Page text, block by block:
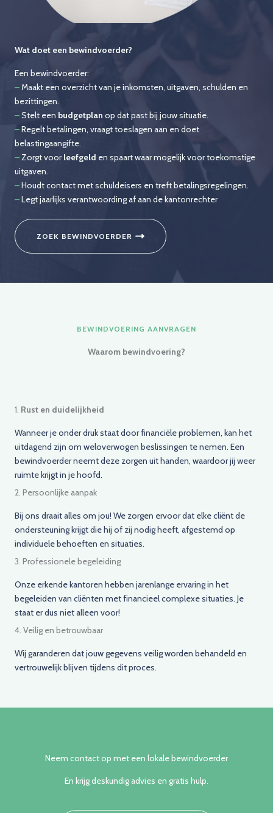
Wat doet een bewindvoerder?
Een bewindvoerder:
–Maakt een overzicht van je inkomsten, uitgaven, schulden en
bezittingen.
–Stelt een budgetplan op dat past bij jouw situatie.
–Regelt betalingen, vraagt toeslagen aan en doet
belastingaangifte.
–Zorgt voorleefgeld en spaart waar mogelijk voor toekomstige
uitgaven.
–Houdt contact met schuldeisers en treft betalingsregelingen.
–Legt jaarlijks verantwoording af aan de kantonrechter
ZOEK BEWINDVOERDER
BEWINDVOERING AANVRAGEN
Waarom bewindvoering?
1. Rust en duidelijkheid
Wanneer je onder druk staat door financiële problemen, kan het
uitdagend zijn om weloverwogen beslissingen te nemen. Een
bewindvoerder neemt deze zorgen uit handen, waardoor jij weer
ruimte krijgt in je hoofd.
2. Persoonlijke aanpak
Bij ons draait alles om jou! We zorgen ervoor dat elke cliënt de
ondersteuning krijgt die hij of zij nodig heeft, afgestemd op
individuele behoeften en situaties.
3. Professionele begeleiding
Onze erkende kantoren hebben jarenlange ervaring in het
begeleiden van cliënten met financieel complexe situaties. Je
staat er dus niet alleen voor!
4. Veilig en betrouwbaar
Wij garanderen dat jouw gegevens veilig worden behandeld en
vertrouwelijk blijven tijdens dit proces.
Neem contact op met een lokale bewindvoerder
En krijg deskundig advies en gratis hulp.